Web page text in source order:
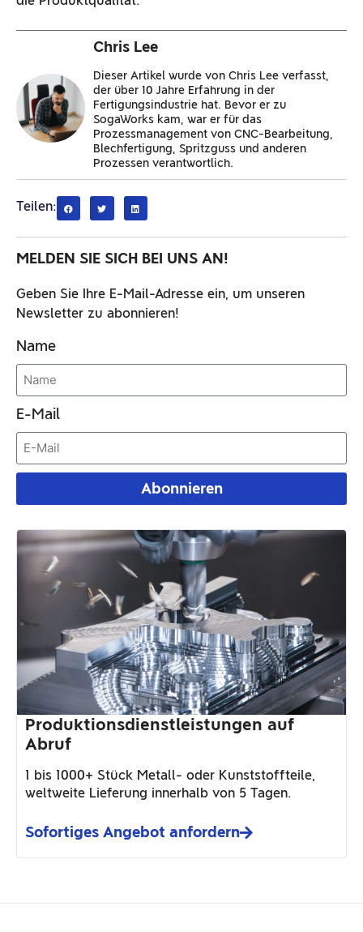
Chris Lee
Dieser Artikel wurde von Chris Lee verfasst,
der über 10 Jahre Erfahrung in der
Fertigungsindustrie hat. Bevor er zu
SogaWorks kam, war er für das
Prozessmanagement von CNC-Bearbeitung,
Blechfertigung, Spritzguss und anderen
Prozessen verantwortlich.
Teilen:
MELDEN SIE SICH BEI UNS AN!
Geben Sie Ihre E-Mail-Adresse ein, um unseren
Newsletter zu abonnieren!
Name
E-Mail
Abonnieren
Produktionsdienstleistungen auf
Abruf
1 bis 1000+ Stück Metall- oder Kunststoffteile,
weltweite Lieferung innerhalb von 5 Tagen.
Sofortiges Angebot anfordern